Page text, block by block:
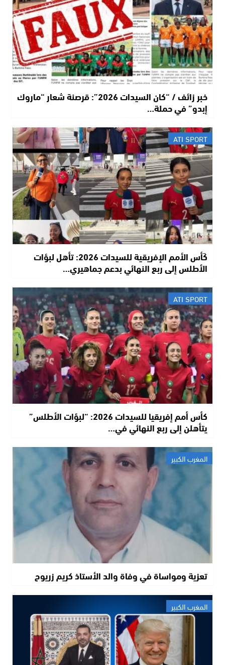
خبر زائف / “كان السيدات 2026”: قرصنة شعار “ماروك
إبدو” في حملة…
ATI SPORT
كَأس الأمم الإفريقية للسيدات 2026: تأهل لبؤات
الأطلس إلى ربع النهائي بدعم جماهيري…
ATI SPORT
كأس أمم إفريقيا للسيدات 2026: “لبؤات الأطلس”
يتأهلن إلى ربع النهائي في…
المغرب الكبير
تعزية ومواساة في وفاة والد الأستاذ كريم زريوح
المغرب الكبير